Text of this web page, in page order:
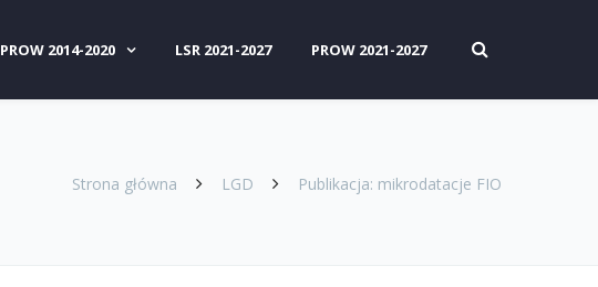
PROW 2014-2020 LSR 2021-2027 PROW 2021-2027
Strona główna LGD Publikacja: mikrodatacje FIO